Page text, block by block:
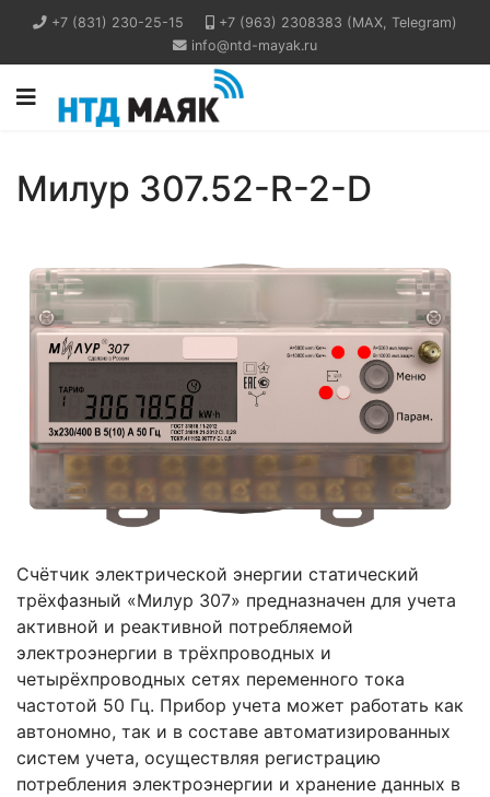
+7 (831) 230-25-15
+7 (963) 2308383 (MAX, Telegram)
info@ntd-mayak.ru
Милур 307.52-R-2-D
Счётчик электрической энергии статический
трёхфазный «Милур 307» предназначен для учета
активной и реактивной потребляемой
электроэнергии в трёхпроводных и
четырёхпроводных сетях переменного тока
частотой 50 Гц. Прибор учета может работать как
автономно, так и в составе автоматизированных
систем учета, осуществляя регистрацию
потребления электроэнергии и хранение данных в